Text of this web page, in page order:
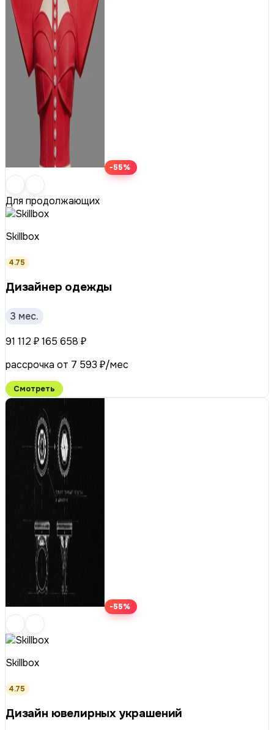
-55%
Для продолжающих
Skillbox
4.75
Дизайнер одежды
3 мес.
91 112 ₽165 658 ₽
рассрочка от 7 593 ₽/мес
Смотреть
-55%
Skillbox
4.75
Дизайн ювелирных украшений